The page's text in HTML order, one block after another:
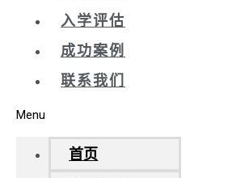
入学评估
成功案例
联系我们
Menu
首页